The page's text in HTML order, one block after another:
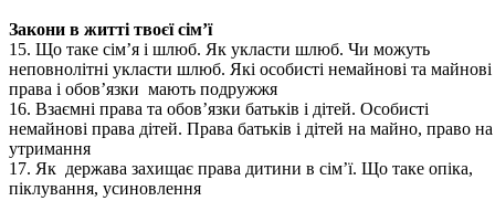
Закони в житті твоєї сім’ї
15. Що таке сім’я і шлюб. Як укласти шлюб. Чи можуть
неповнолітні укласти шлюб. Які особисті немайнові та майнові
права і обов’язки мають подружжя
16. Взаємні права та обов’язки батьків і дітей. Особисті
немайнові права дітей. Права батьків і дітей на майно, право на
утримання
17. Як держава захищає права дитини в сім’ї. Що таке опіка,
піклування, усиновлення